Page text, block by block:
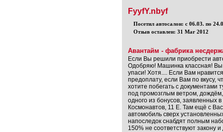
FyyfY.nbyf
Посетил автосалон: с 06.03. по
Отзыв оставлен: 31 Mar 2012
Авантайм - фабрика
Если Вы решили приобрести
Одобряю! Машинка классная! Вы
упаси! Хотя.... Если Вам
предоплату, если Вам по вкусу,
хотите побегать с документами
под промозглым ветром, дождём,
одного из бонусов, заявленных
Космонавтов, 11 Е. Там ещё с
автомобиль сверх
напоследок снабдят полным
150% не соответствуют закону